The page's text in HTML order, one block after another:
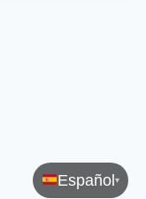
Español ▾